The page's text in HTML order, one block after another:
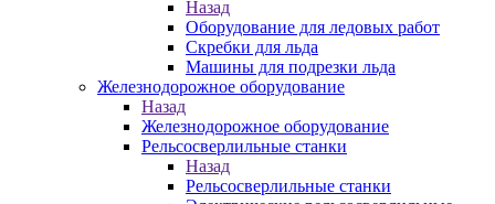
Назад
Оборудование для ледовых работ
Скребки для льда
Машины для подрезки льда
Железнодорожное оборудование
Назад
Железнодорожное оборудование
Рельсосверлильные станки
Назад
Рельсосверлильные станки